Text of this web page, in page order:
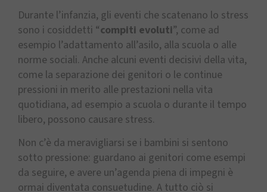
Durante l’infanzia, gli eventi che scatenano lo stress
sono i cosiddetti “compiti evoluti”, come ad
esempio l’adattamento all’asilo, alla scuola o alle
norme sociali. Anche alcuni eventi decisivi della vita,
come la separazione dei genitori o le continue
pressioni in merito alle prestazioni nella vita
quotidiana, ad esempio a scuola o durante il tempo
libero, possono causare stress.
Non c’è da meravigliarsi se i bambini si sentono
sotto pressione: guardano ai genitori come esempi
da seguire, e avere un’agenda piena di impegni è
ormai diventata consuetudine. A tutto ciò si